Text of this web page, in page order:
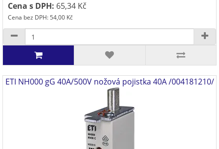
Cena s DPH: 65,34 Kč
Cena bez DPH: 54,00 Kč
ETI NH000 gG 40A/500V nožová pojistka 40A /004181210/